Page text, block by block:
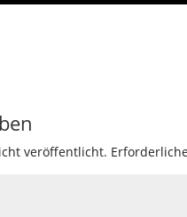
veröffentlicht.